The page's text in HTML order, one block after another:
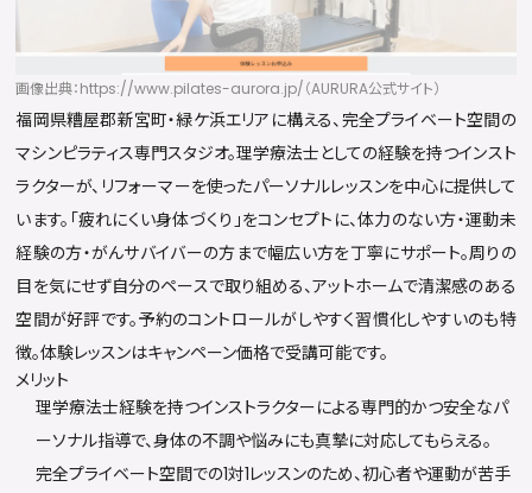
画像出典：https://www.pilates-aurora.jp/（AURURA公式サイト）
福岡県糟屋郡新宮町・緑ケ浜エリアに構える、完全プライベート空間の
マシンピラティス専門スタジオ。理学療法士としての経験を持つインスト
ラクターが、リフォーマーを使ったパーソナルレッスンを中心に提供して
います。「疲れにくい身体づくり」をコンセプトに、体力のない方・運動未
経験の方・がんサバイバーの方まで幅広い方を丁寧にサポート。周りの
目を気にせず自分のペースで取り組める、アットホームで清潔感のある
空間が好評です。予約のコントロールがしやすく習慣化しやすいのも特
徴。体験レッスンはキャンペーン価格で受講可能です。
メリット
理学療法士経験を持つインストラクターによる専門的かつ安全なパ
ーソナル指導で、身体の不調や悩みにも真摯に対応してもらえる。
完全プライベート空間での1対1レッスンのため、初心者や運動が苦手